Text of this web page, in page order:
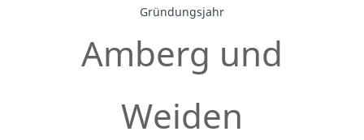
Gründungsjahr
Amberg und
Weiden